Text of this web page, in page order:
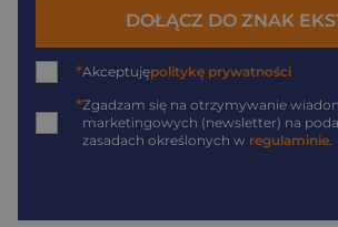
DOŁĄCZ DO ZNAK
*Akceptujępolitykę prywatności
*Zgadzam się na otrzymywanie
marketingowych (newsletter) na
zasadach określonych w regulaminie.